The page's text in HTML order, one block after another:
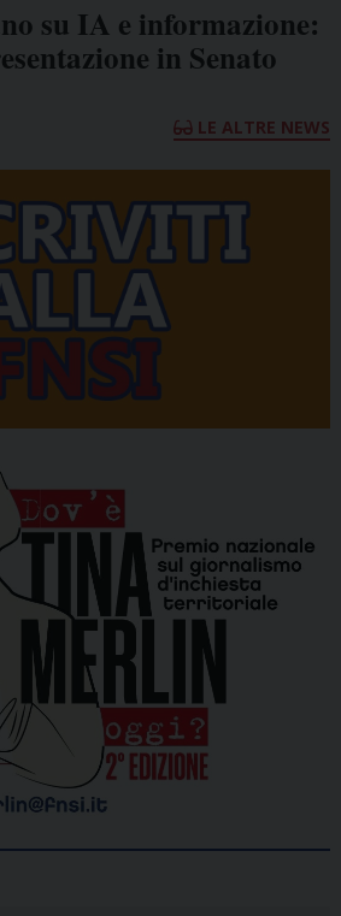
su IA e informazione:
in Senato
LE ALTRE NEWS